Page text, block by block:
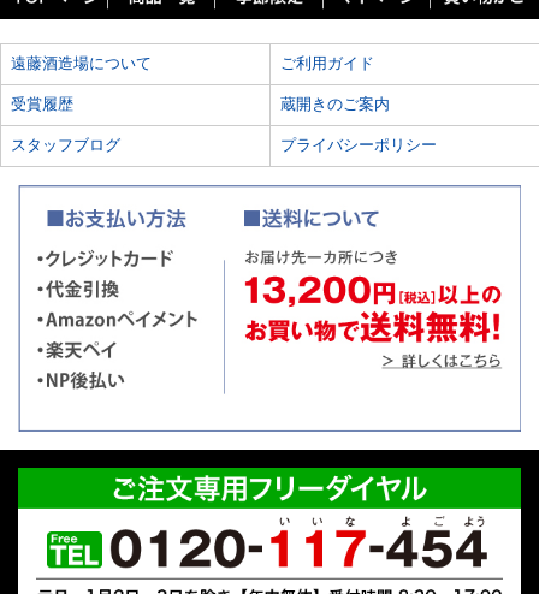
遠藤酒造場について ご利用ガイド
受賞履歴 蔵開きのご案内
スタッフブログ プライバシーポリシー